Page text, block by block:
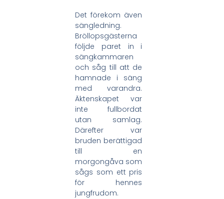
Det förekom även
sängledning.
Bröllopsgästerna
följde paret in i
sängkammaren
och såg till att de
hamnade i säng
med varandra.
Äktenskapet var
inte fullbordat
utan samlag.
Därefter var
bruden berättigad
till en
morgongåva som
sågs som ett pris
för hennes
jungfrudom.